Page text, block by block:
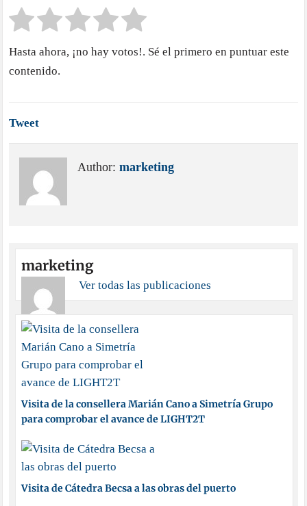
Hasta ahora, ¡no hay votos!. Sé el primero en puntuar este
contenido.
Tweet
Author:marketing
marketing
Ver todas las publicaciones
Visita de la consellera Marián Cano a Simetría Grupo
para comprobar el avance de LIGHT2T
Visita de Cátedra Becsa a las obras del puerto